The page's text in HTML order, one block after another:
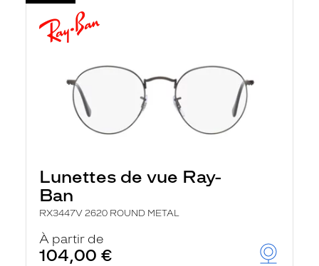
Lunettes de vue Ray-
Ban
RX3447V 2620 ROUND METAL
À partir de
104,00 €